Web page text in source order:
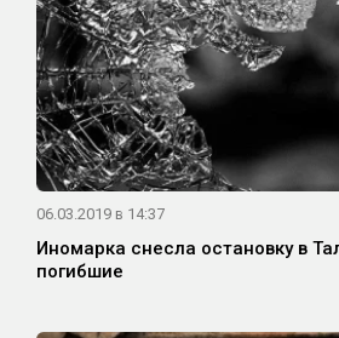
06.03.2019 в 14:37
Иномарка снесла остановку в
погибшие